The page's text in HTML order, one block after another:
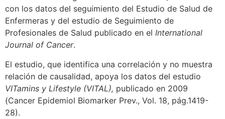
con los datos del seguimiento del Estudio de Salud de
Enfermeras y del estudio de Seguimiento de
Profesionales de Salud publicado en el International
Journal of Cancer.
El estudio, que identifica una correlación y no muestra
relación de causalidad, apoya los datos del estudio
VITamins y Lifestyle (VITAL), publicado en 2009
(Cancer Epidemiol Biomarker Prev., Vol. 18, pág.1419-
28).